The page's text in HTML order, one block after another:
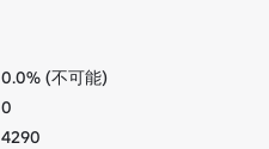
0.0% (不可能)
0
4290